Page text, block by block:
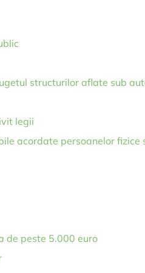
structurilor aflate sub
legii
acordate persoanelor fizice
de peste 5.000 euro